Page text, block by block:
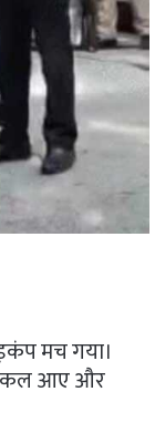
मच गया।
आए और